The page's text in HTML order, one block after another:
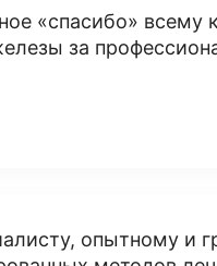
«спасибо» всему
за
опытному и